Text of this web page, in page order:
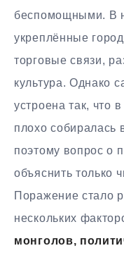
беспомощными. В
укреплённые
торговые связи,
культура. Однако
устроена так, что
плохо собиралась
поэтому вопрос о
объяснить только
Поражение стало
нескольких
монголов,